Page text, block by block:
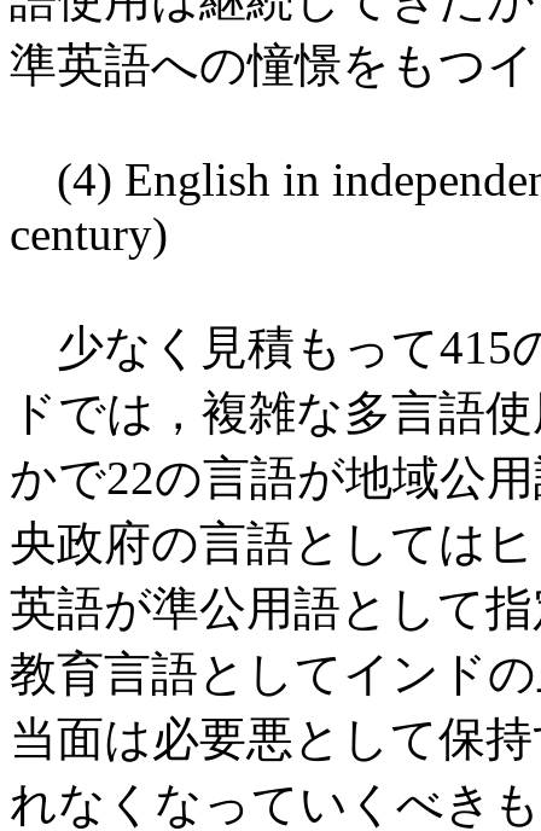
準英語への憧憬をもつ
(4) English in
century)
少なく見積もって415
ドでは，複雑な多言語
かで22の言語が地域公
央政府の言語としては
英語が準公用語として
教育言語としてインド
当面は必要悪として保
れなくなっていくべき